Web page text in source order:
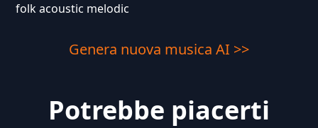
folk acoustic melodic
Genera nuova musica AI >>
Potrebbe piacerti